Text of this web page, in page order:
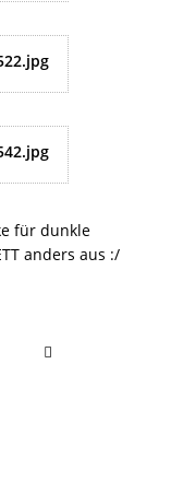
für dunkle
anders aus :/